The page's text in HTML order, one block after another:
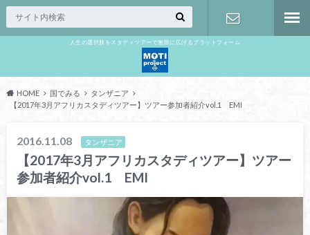
人生の選択肢をスタディツアーで無限に広げるプラットフォーム
HOME 国でみる
タンザニア
【2017年3月アフリカスタディツアー】ツアー参加者紹介vol.1 EMI
2016.11.08 タンザニア
【2017年3月アフリカスタディツアー】ツアー
参加者紹介vol.1 EMI